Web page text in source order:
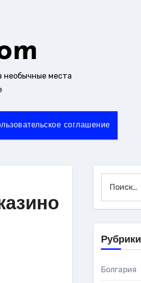
необычные места
соглашение
Рубрики
Болгария